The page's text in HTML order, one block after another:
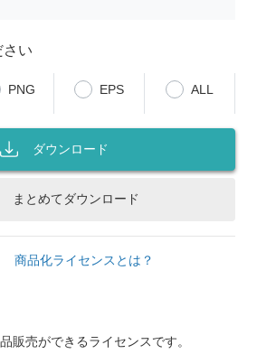
い
PNG EPS ALL
ダウンロード
まとめてダウンロード
商品化ライセンスとは？
販売ができるライセンスです。